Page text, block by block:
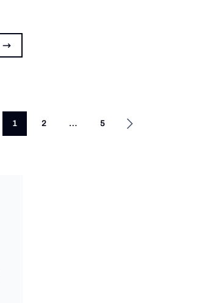
1 2 … 5